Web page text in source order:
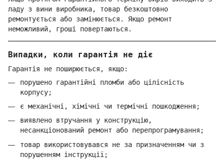
ладу з вини виробника, товар безкоштовно
ремонтується або замінюється. Якщо ремонт
неможливий, гроші повертаються.
Випадки, коли гарантія не діє
Гарантія не поширюється, якщо:
порушено гарантійні пломби або цілісність
корпусу;
є механічні, хімічні чи термічні пошкодження;
виявлено втручання у конструкцію,
несанкціонований ремонт або перепрограмування;
товар використовувався не за призначенням чи з
порушенням інструкції;